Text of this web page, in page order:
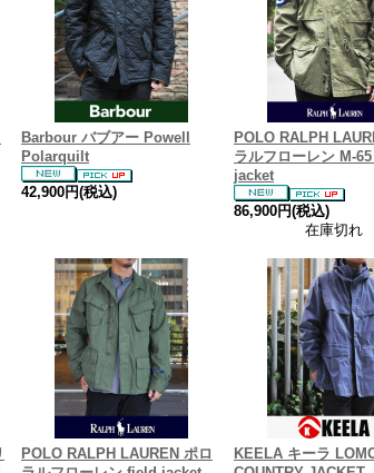
Barbour バブアー Powell
Polarquilt
42,900円(税込)
POLO RALPH
ラルフローレン M-
jacket
86,900円(税込)
在庫切れ
POLO RALPH LAUREN ポロ
KEELA キーラ